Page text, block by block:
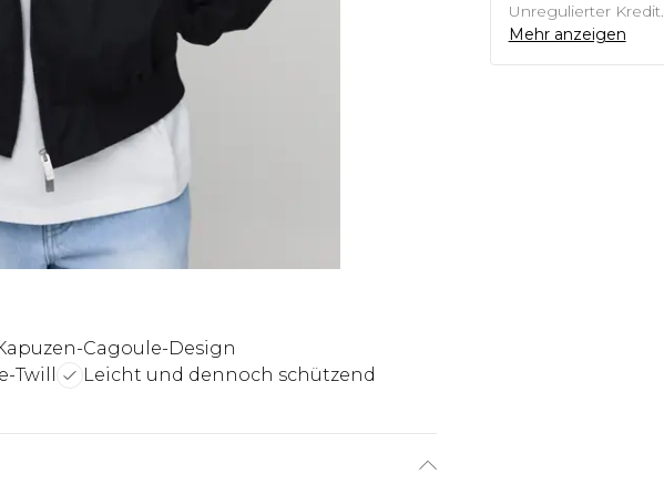
Cagoule-Design
Twill
Leicht und dennoch schützend
Unregulierter Kredit.
Mehr anzeigen